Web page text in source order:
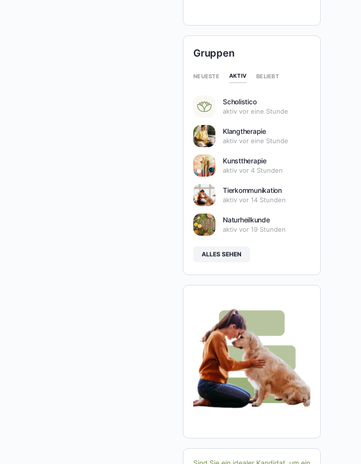
Gruppen
NEUESTE AKTIV BELIEBT
Scholistico
aktiv vor eine Stunde
Klangtherapie
aktiv vor eine Stunde
Kunsttherapie
aktiv vor 4 Stunden
Tierkommunikation
aktiv vor 14 Stunden
Naturheilkunde
aktiv vor 19 Stunden
ALLES SEHEN